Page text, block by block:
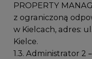
PROPERTY
z ograniczoną
w Kielcach, adres:
Kielce.
1.3. Administrator 2